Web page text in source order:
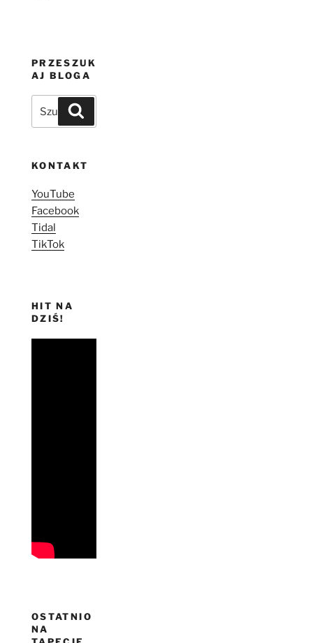
PRZESZUK
AJ BLOGA
Szukaj:
KONTAKT
YouTube
Facebook
Tidal
TikTok
HIT NA
DZIŚ!
OSTATNIO
NA